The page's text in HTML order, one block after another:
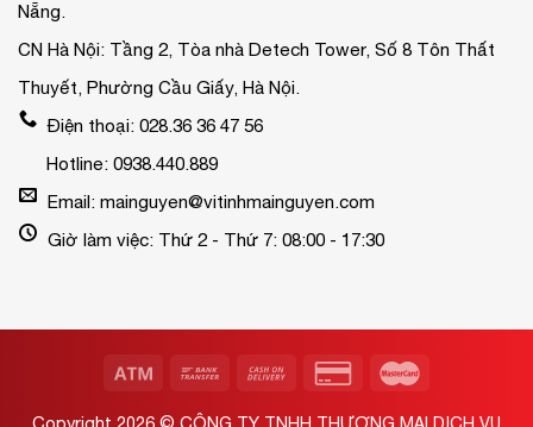
Nẵng.
CN Hà Nội: Tầng 2, Tòa nhà Detech Tower, Số 8 Tôn Thất
Thuyết, Phường Cầu Giấy, Hà Nội.
Điện thoại: 028.36 36 47 56
Hotline: 0938.440.889
Email: mainguyen@vitinhmainguyen.com
Giờ làm việc: Thứ 2 - Thứ 7: 08:00 - 17:30
Copyright 2026 © CÔNG TY TNHH THƯƠNG MẠI DỊCH VỤ